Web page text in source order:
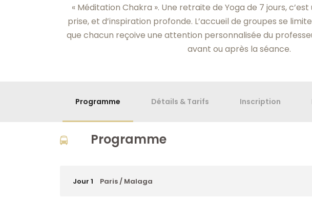
« Méditation Chakra ». Une retraite de Yoga de 7 jours,
prise, et d’inspiration profonde. L’accueil de groupes se
que chacun reçoive une attention personnalisée du
avant ou après la séance.
Programme Détails & Tarifs Inscription
Programme
Jour 1 Paris / Malaga